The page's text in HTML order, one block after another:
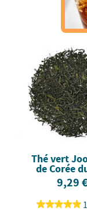
Thé vert
de Corée
9,29